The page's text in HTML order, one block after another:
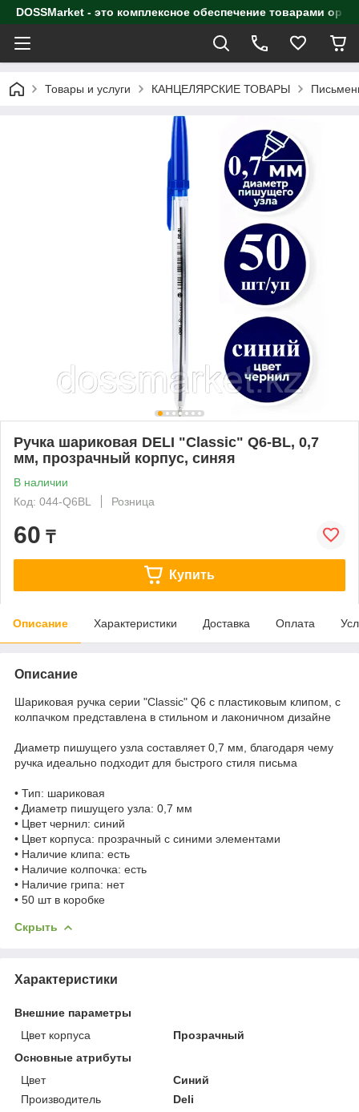
DOSSMarket - это комплексное обеспечение товарами
Товары и услуги КАНЦЕЛЯРСКИЕ ТОВАРЫ
Ручка шариковая DELI "Classic" Q6-BL, 0,7
мм, прозрачный корпус, синяя
В наличии
Код: 044-Q6BL
Розница
60 ₸
Купить
Описание Характеристики Доставка Оплата
Описание
Шариковая ручка серии "Classic" Q6 с пластиковым клипом, с
колпачком представлена в стильном и лаконичном дизайне
Диаметр пишущего узла составляет 0,7 мм, благодаря чему
ручка идеально подходит для быстрого стиля письма
• Тип: шариковая
• Диаметр пишущего узла: 0,7 мм
• Цвет чернил: синий
• Цвет корпуса: прозрачный с синими элементами
• Наличие клипа: есть
• Наличие колпочка: есть
• Наличие грипа: нет
• 50 шт в коробке
Скрыть
Характеристики
Внешние параметры
Цвет корпуса
Прозрачный
Основные атрибуты
Цвет
Синий
Производитель
Deli